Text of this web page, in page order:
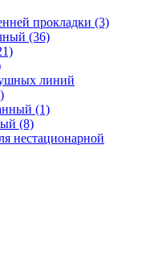
прокладки (3)
(36)
линий
(1)
(8)
нестационарной